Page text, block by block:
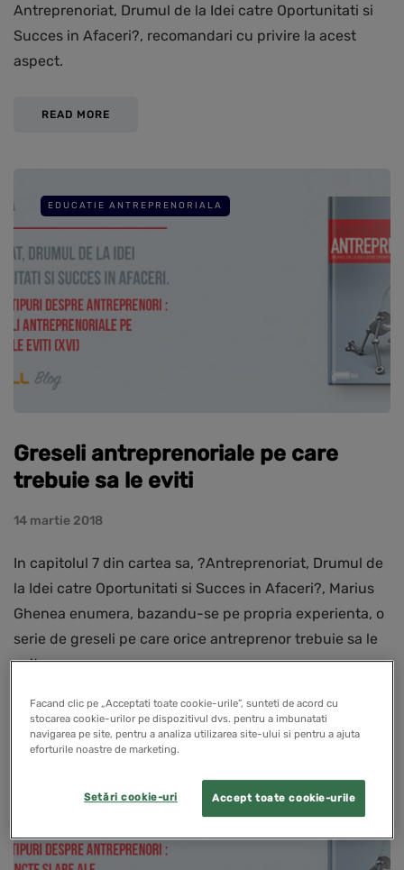
Antreprenoriat, Drumul de la Idei catre Oportunitati si
Succes in Afaceri?, recomandari cu privire la acest
aspect.
READ MORE
EDUCATIE ANTREPRENORIALA
Greseli antreprenoriale pe care
trebuie sa le eviti
14 martie 2018
In capitolul 7 din cartea sa, ?Antreprenoriat, Drumul de
la Idei catre Oportunitati si Succes in Afaceri?, Marius
Ghenea enumera, bazandu-se pe propria experienta, o
serie de greseli pe care orice antreprenor trebuie sa le
evite.
EDUCATIE ANTREPRENORIALA
Facand clic pe „Acceptati toate cookie-urile”, sunteti de acord cu
stocarea cookie-urilor pe dispozitivul dvs. pentru a imbunatati
navigarea pe site, pentru a analiza utilizarea site-ului si pentru a ajuta
eforturile noastre de marketing.
Accept toate cookie-urile
Setări cookie-uri